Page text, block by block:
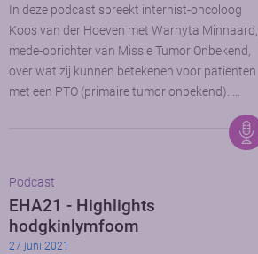
In deze podcast spreekt internist-oncoloog
Koos van der Hoeven met Warnyta Minnaard,
mede-oprichter van Missie Tumor Onbekend,
over wat zij kunnen betekenen voor patiënten
met een PTO (primaire tumor onbekend). …
Podcast
EHA21 - Highlights
hodgkinlymfoom
27 juni 2021